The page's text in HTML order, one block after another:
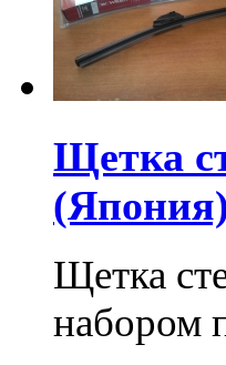
Щетка
(Япония)
Щетка
набором